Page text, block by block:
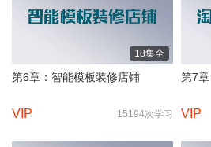
18集全
第6章：智能模板装修店铺
VIP 15194次学习
第7
VIP